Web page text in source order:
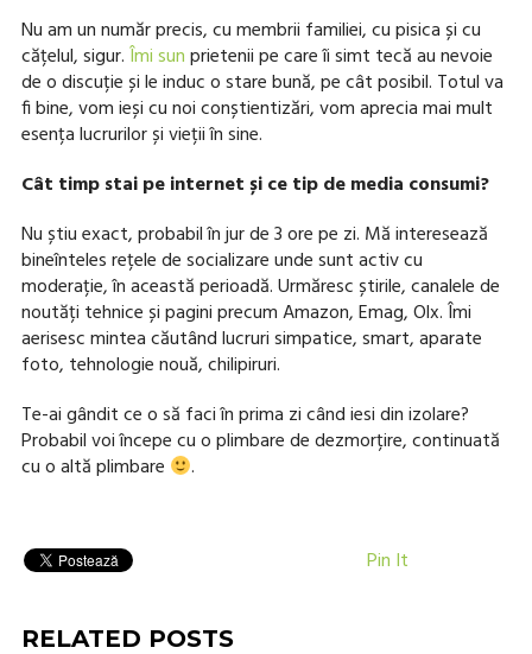
Nu am un număr precis, cu membrii familiei, cu pisica și cu
cățelul, sigur.Îmi sunprietenii pe care îi simt tecă au nevoie
de o discuție și le induc o stare bună, pe cât posibil. Totul va
fi bine, vom ieși cu noi conștientizări, vom aprecia mai mult
esența lucrurilor și vieții în sine.
Cât timp stai pe internet și ce tip de media consumi?
Nu știu exact, probabil în jur de 3 ore pe zi. Mă interesează
bineînteles rețele de socializare unde sunt activ cu
moderație, în această perioadă. Urmăresc știrile, canalele de
noutăți tehnice și pagini precum Amazon, Emag, Olx. Îmi
aerisesc mintea căutând lucruri simpatice, smart, aparate
foto, tehnologie nouă, chilipiruri.
Te-ai gândit ce o să faci în prima zi când iesi din izolare?
Probabil voi începe cu o plimbare de dezmorțire, continuată
cu o altă plimbare
.
Pin It
RELATED POSTS